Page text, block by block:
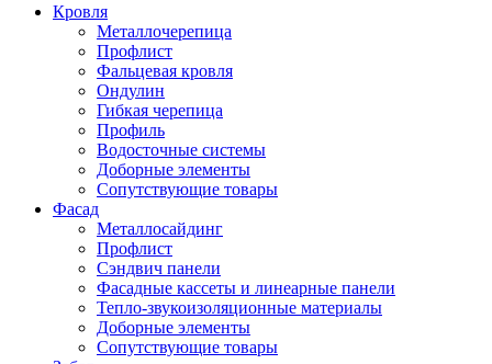
Кровля
Металлочерепица
Профлист
Фальцевая кровля
Ондулин
Гибкая черепица
Профиль
Водосточные системы
Доборные элементы
Сопутствующие товары
Фасад
Металлосайдинг
Профлист
Сэндвич панели
Фасадные кассеты и линеарные панели
Тепло-звукоизоляционные материалы
Доборные элементы
Сопутствующие товары